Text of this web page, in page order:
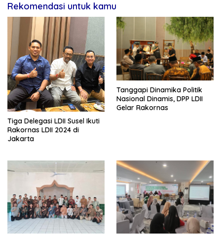
Rekomendasi untuk kamu
Tiga Delegasi LDII Susel Ikuti
Rakornas LDII 2024 di
Jakarta
Tanggapi Dinamika Politik
Nasional Dinamis, DPP LDII
Gelar Rakornas